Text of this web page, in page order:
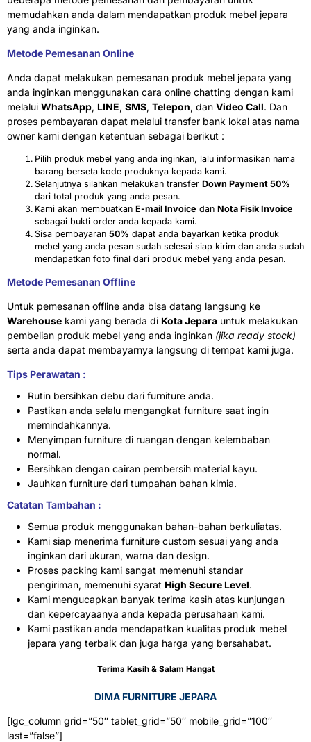
memudahkan anda dalam mendapatkan produk mebel jepara
yang anda inginkan.
Metode Pemesanan Online
Anda dapat melakukan pemesanan produk mebel jepara yang
anda inginkan menggunakan cara online chatting dengan kami
melalui WhatsApp, LINE, SMS, Telepon, dan Video Call. Dan
proses pembayaran dapat melalui transfer bank lokal atas nama
owner kami dengan ketentuan sebagai berikut :
Pilih produk mebel yang anda inginkan, lalu informasikan nama
barang berseta kode produknya kepada kami.
Selanjutnya silahkan melakukan transfer Down Payment 50%
dari total produk yang anda pesan.
Kami akan membuatkan E-mail Invoice dan Nota Fisik Invoice
sebagai bukti order anda kepada kami.
Sisa pembayaran 50% dapat anda bayarkan ketika produk
mebel yang anda pesan sudah selesai siap kirim dan anda sudah
mendapatkan foto final dari produk mebel yang anda pesan.
Metode Pemesanan Offline
Untuk pemesanan offline anda bisa datang langsung ke
Warehouse kami yang berada di Kota Jepara untuk melakukan
pembelian produk mebel yang anda inginkan (jika ready stock)
serta anda dapat membayarnya langsung di tempat kami juga.
Tips Perawatan :
Rutin bersihkan debu dari furniture anda.
Pastikan anda selalu mengangkat furniture saat ingin
memindahkannya.
Menyimpan furniture di ruangan dengan kelembaban
normal.
Bersihkan dengan cairan pembersih material kayu.
Jauhkan furniture dari tumpahan bahan kimia.
Catatan Tambahan :
Semua produk menggunakan bahan-bahan berkuliatas.
Kami siap menerima furniture custom sesuai yang anda
inginkan dari ukuran, warna dan design.
Proses packing kami sangat memenuhi standar
pengiriman, memenuhi syarat High Secure Level.
Kami mengucapkan banyak terima kasih atas kunjungan
dan kepercayaanya anda kepada perusahaan kami.
Kami pastikan anda mendapatkan kualitas produk mebel
jepara yang terbaik dan juga harga yang bersahabat.
Terima Kasih & Salam Hangat
DIMA FURNITURE JEPARA
[lgc_column grid=”50″ tablet_grid=”50″ mobile_grid=”100″
last=”false”]